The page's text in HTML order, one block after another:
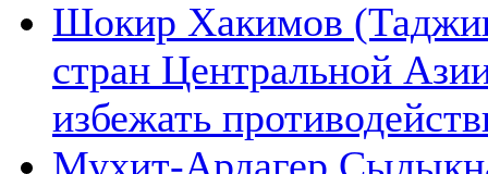
Шокир Хакимов
стран Центральной
избежать